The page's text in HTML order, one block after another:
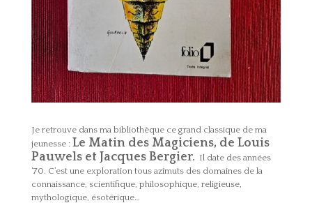
Je retrouve dans ma bibliothèque ce grand classique de ma
jeunesse : Le Matin des Magiciens, de Louis
Pauwels et Jacques Bergier. Il date des années
’70. C’est une exploration tous azimuts des domaines de la
connaissance, scientifique, philosophique, religieuse,
mythologique, ésotérique…